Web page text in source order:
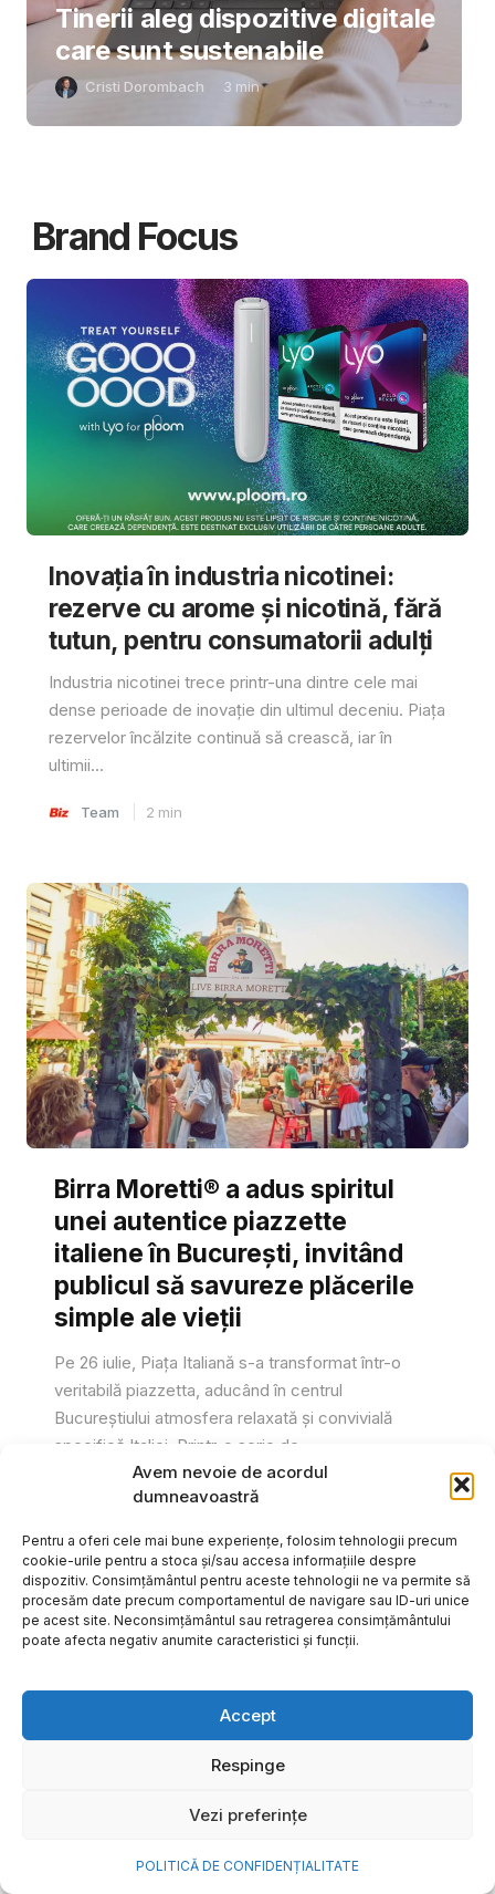
Avem nevoie de acordul
dumneavoastră
Pentru a oferi cele mai bune experiențe, folosim tehnologii precum
cookie-urile pentru a stoca și/sau accesa informațiile despre
dispozitiv. Consimțământul pentru aceste tehnologii ne va permite să
procesăm date precum comportamentul de navigare sau ID-uri unice
pe acest site. Neconsimțământul sau retragerea consimțământului
poate afecta negativ anumite caracteristici și funcții.
Accept
Respinge
Vezi preferințe
POLITICĂ DE CONFIDENȚIALITATE
Tinerii aleg dispozitive digitale
care sunt sustenabile
Cristi Dorombach 3 min
Brand Focus
Inovația în industria nicotinei:
rezerve cu arome și nicotină, fără
tutun, pentru consumatorii adulți
Industria nicotinei trece printr-una dintre cele mai
dense perioade de inovație din ultimul deceniu. Piața
rezervelor încălzite continuă să crească, iar în
ultimii...
Team 2 min
Birra Moretti® a adus spiritul
unei autentice piazzette
italiene în București, invitând
publicul să savureze plăcerile
simple ale vieții
Pe 26 iulie, Piața Italiană s-a transformat într-o
veritabilă piazzetta, aducând în centrul
Bucureștiului atmosfera relaxată și convivială
specifică Italiei. Printr-o serie de...
Gabriel Barliga
frumoase amintiri ale verii într-